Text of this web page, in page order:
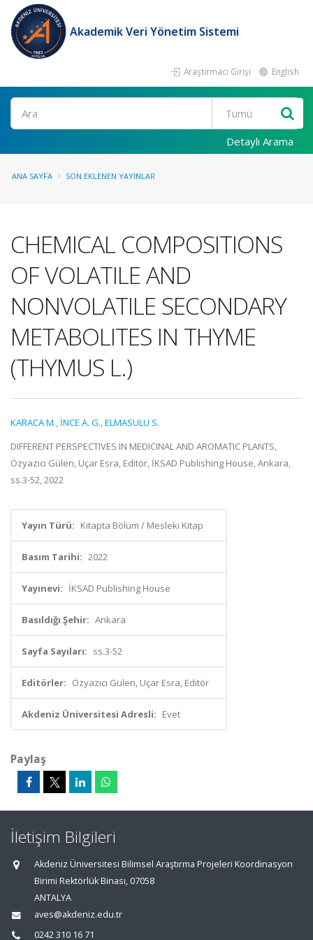
Akademik Veri Yönetim Sistemi
Araştırmacı Girişi English
Ara
Detaylı Arama
ANA SAYFA SON EKLENEN YAYINLAR
CHEMICAL COMPOSITIONS
OF VOLATILE AND
NONVOLATILE SECONDARY
METABOLITES IN THYME
(THYMUS L.)
KARACA M., İNCE A. G.,ELMASULU S.
DIFFERENT PERSPECTIVES IN MEDICINAL AND AROMATIC PLANTS,
Özyazıcı Gülen, Uçar Esra, Editör, İKSAD Publishing House, Ankara,
ss.3-52, 2022
Yayın Türü: Kitapta Bölüm / Mesleki Kitap
Basım Tarihi: 2022
Yayınevi: İKSAD Publishing House
Basıldığı Şehir: Ankara
Sayfa Sayıları: ss.3-52
Editörler: Özyazıcı Gülen, Uçar Esra, Editör
Akdeniz Üniversitesi Adresli: Evet
Paylaş
İletişim Bilgileri
Akdeniz Üniversitesi Bilimsel Araştırma Projeleri Koordinasyon
Birimi Rektörlük Binası, 07058
ANTALYA
aves@akdeniz.edu.tr
0242 310 16 71